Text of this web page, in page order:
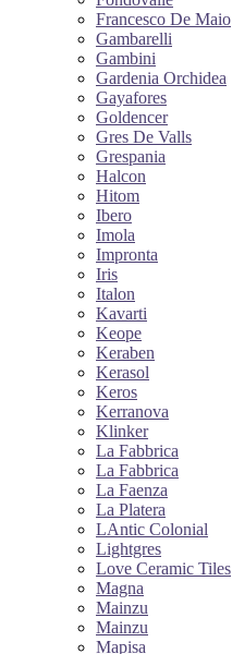
Francesco De Maio
Gambarelli
Gambini
Gardenia Orchidea
Gayafores
Goldencer
Gres De Valls
Grespania
Halcon
Hitom
Ibero
Imola
Impronta
Iris
Italon
Kavarti
Keope
Keraben
Kerasol
Keros
Kerranova
Klinker
La Fabbrica
La Fabbrica
La Faenza
La Platera
LAntic Colonial
Lightgres
Love Ceramic Tiles
Magna
Mainzu
Mainzu
Mapisa